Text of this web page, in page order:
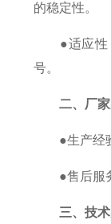
的稳定性。
●适应性：
号。
二、厂
●生产经验
●售后服务
三、技